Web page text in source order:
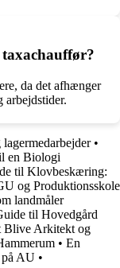
da det afhænger
•
en Biologi
til Klovbeskæring:
og Produktionsskole
landmåler
til Hovedgård
Blive Arkitekt og
• En
på AU •